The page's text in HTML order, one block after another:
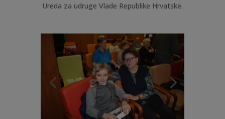
Ureda za udruge Vlade Republike Hrvatske.